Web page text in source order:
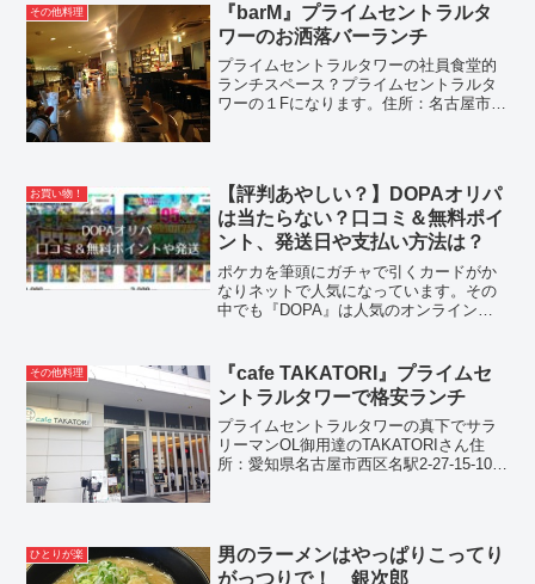
その他料理
『barM』プライムセントラルタ
ワーのお洒落バーランチ
プライムセントラルタワーの社員食堂的
ランチスペース？プライムセントラルタ
ワーの１Fになります。住所：名古屋市西
ーになってて、商...
お買い物！
【評判あやしい？】DOPAオリパ
は当たらない？口コミ＆無料ポイ
ント、発送日や支払い方法は？
ポケカを筆頭にガチャで引くカードがか
なりネットで人気になっています。その
中でも『DOPA』は人気のオンラインオ
ね？というような声もちらほら聞こえて
きます。そこで、実際にD...
その他料理
『cafe TAKATORI』プライムセ
ントラルタワーで格安ランチ
プライムセントラルタワーの真下でサラ
リーマンOL御用達のTAKATORIさん住
所：愛知県名古屋市西区名駅2-27-15-101
うか...
ひとりが楽
男のラーメンはやっぱりこってり
がっつりで！ 銀次郎